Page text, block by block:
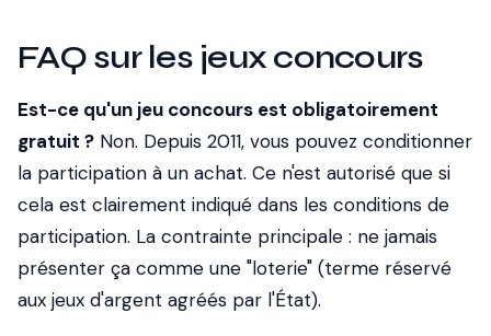
FAQ sur les jeux concours
Est-ce qu'un jeu concours est obligatoirement
gratuit ? Non. Depuis 2011, vous pouvez conditionner
la participation à un achat. Ce n'est autorisé que si
cela est clairement indiqué dans les conditions de
participation. La contrainte principale : ne jamais
présenter ça comme une "loterie" (terme réservé
aux jeux d'argent agréés par l'État).